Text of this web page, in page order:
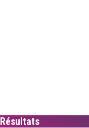
Résultats